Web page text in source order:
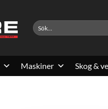
Sök
efter:
Maskiner Skog &